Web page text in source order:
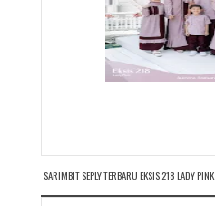
SARIMBIT SEPLY TERBARU EKSIS 218 LADY PINK